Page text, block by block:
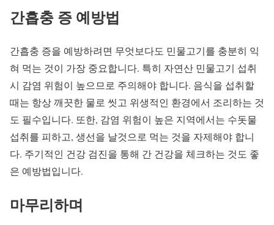
간흡충 증 예방법
간흡충 증을 예방하려면 무엇보다도 민물고기를 충분히 익
혀 먹는 것이 가장 중요합니다. 특히 자연산 민물고기 섭취
시 감염 위험이 높으므로 주의해야 합니다. 음식을 섭취할
때는 항상 깨끗한 물로 씻고 위생적인 환경에서 조리하는 것
도 필수입니다. 또한, 감염 위험이 높은 지역에서는 수돗물
섭취를 피하고, 생선을 날것으로 먹는 것을 자제해야 합니
다. 주기적인 건강 검진을 통해 간 건강을 체크하는 것도 좋
은 예방법입니다.
마무리하며